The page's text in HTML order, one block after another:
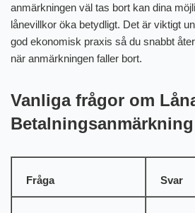
anmärkningen väl tas bort kan dina
lånevillkor öka betydligt. Det är viktigt
god ekonomisk praxis så du snabbt
när anmärkningen faller bort.
Vanliga frågor om
Betalningsanmärkning
Fråga Svar